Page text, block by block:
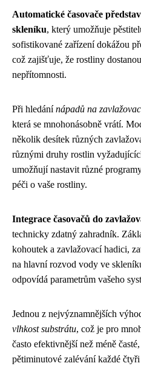
Automatické časovače
skleníku, který umožňuje
sofistikované zařízení dokážou
což zajišťuje, že rostliny
nepřítomnosti.
Při hledánínápadů na
která se mnohonásobně vrátí.
několik desítek různých
různými druhy rostlin
umožňují nastavit různé
péči o vaše rostliny.
Integrace časovačů do
technicky zdatný zahradník.
kohoutek a zavlažovací hadici,
na hlavní rozvod vody ve
odpovídá parametrům vašeho
Jednou z nejvýznamnějších
vlhkost substrátu, což je pro
často efektivnější než méně
pětiminutové zalévání každé